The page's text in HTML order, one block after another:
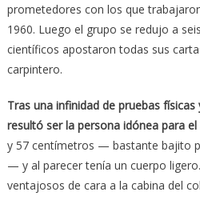
prometedores con los que
1960. Luego el grupo se redujo a
científicos apostaron todas sus
carpintero.
Tras una infinidad de pruebas
resultó ser la persona idónea para el
y 57 centímetros — bastante bajito
— y al parecer tenía un cuerpo
ventajosos de cara a la cabina del